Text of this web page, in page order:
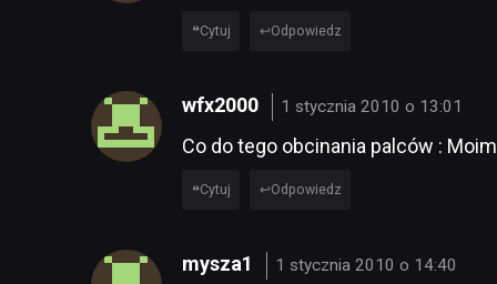
Cytuj Odpowiedz
wfx2000 1 stycznia 2010 o 13:01
Co do tego obcinania palców :
Cytuj Odpowiedz
mysza1 1 stycznia 2010 o 14:40